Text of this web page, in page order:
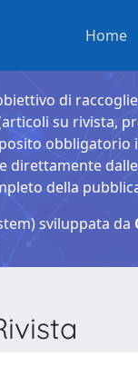
Home
di
su rivista,
della
sviluppata da